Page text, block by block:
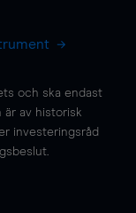
och ska endast
är av historisk
investeringsråd